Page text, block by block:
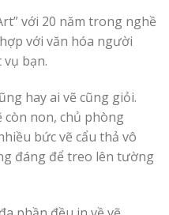
với 20 năm trong nghề
với văn hóa người
bạn.
hay ai vẽ cũng giỏi.
còn non, chủ phòng
bức vẽ cẩu thả vô
đáng để treo lên tường